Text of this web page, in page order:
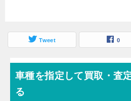
Tweet 0
車種を指定して買取・査
る